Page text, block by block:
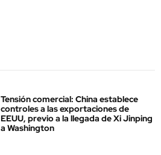
Tensión comercial: China establece
controles a las exportaciones de
EEUU, previo a la llegada de Xi Jinping
a Washington